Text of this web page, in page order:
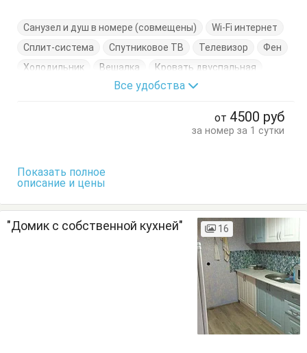
Санузел и душ в номере (совмещены)
Wi-Fi интернет
Сплит-система
Спутниковое ТВ Телевизор
Фен
Холодильник
Вешалка
Кровать двуспальная
Кровать односпальная
Стол Шкаф
Все удобства
от 4500 руб
за номер за 1 сутки
Показать полное
описание и цены
"Домик с собственной кухней" 16